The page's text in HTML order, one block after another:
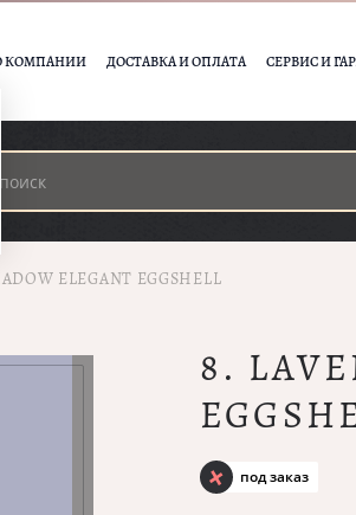
КОМПАНИИ ДОСТАВКА И ОПЛАТА СЕРВИС И
ELEGANT EGGSHELL
8.
под заказ